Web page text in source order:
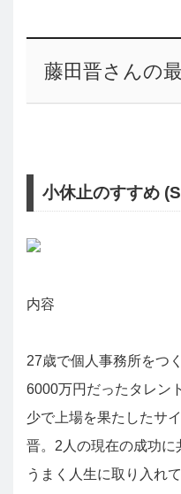
藤田晋さんの
小休止のすすめ
内容
27歳で個人事務所をつ
6000万円だったタレン
少で上場を果たしたサ
晋。2人の現在の成功
うまく人生に取り入れ